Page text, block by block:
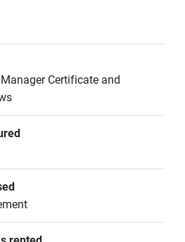
Certificate and